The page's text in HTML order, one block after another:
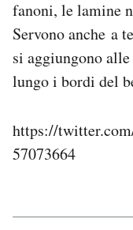
Area Personale
Newsletter
Notifiche mobile
Regala il Post
fanoni, le lamine
Servono anche a
si aggiungono
lungo i bordi del
https://
57073664